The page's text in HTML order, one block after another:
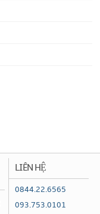
LIÊN HỆ
0844.22.6565
093.753.0101